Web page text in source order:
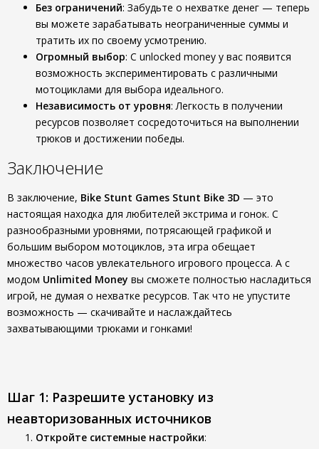
Без ограничений: Забудьте о нехватке денег — теперь
вы можете зарабатывать неограниченные суммы и
тратить их по своему усмотрению.
Огромный выбор: С unlocked money у вас появится
возможность экспериментировать с различными
мотоциклами для выбора идеального.
Независимость от уровня: Легкость в получении
ресурсов позволяет сосредоточиться на выполнении
трюков и достижении победы.
Заключение
В заключение, Bike Stunt Games Stunt Bike 3D — это
настоящая находка для любителей экстрима и гонок. С
разнообразными уровнями, потрясающей графикой и
большим выбором мотоциклов, эта игра обещает
множество часов увлекательного игрового процесса. А с
модом Unlimited Money вы сможете полностью насладиться
игрой, не думая о нехватке ресурсов. Так что не упустите
возможность — скачивайте и наслаждайтесь
захватывающими трюками и гонками!
Шаг 1: Разрешите установку из
неавторизованных источников
Откройте системные настройки: